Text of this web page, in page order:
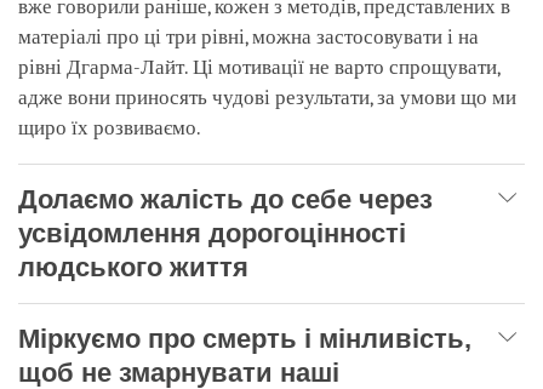
вже говорили раніше, кожен з методів, представлених в
матеріалі про ці три рівні, можна застосовувати і на
рівні Дгарма-Лайт. Ці мотивації не варто спрощувати,
адже вони приносять чудові результати, за умови що ми
щиро їх розвиваємо.
Долаємо жалість до себе через
усвідомлення дорогоцінності
людського життя
Міркуємо про смерть і мінливість,
щоб не змарнувати наші